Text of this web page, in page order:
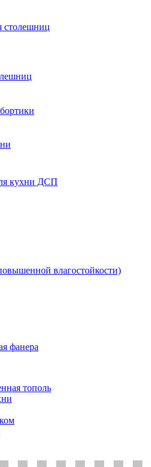
столешниц
кухни ДСП
влагостойкости)
фанера
тополь